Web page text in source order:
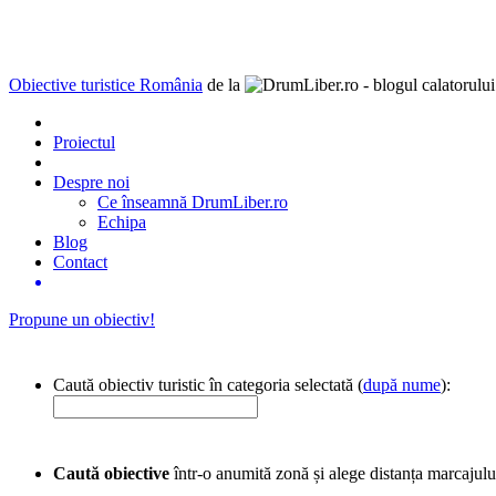
Obiective turistice România de la
Proiectul
Despre noi
Ce înseamnă DrumLiber.ro
Echipa
Blog
Contact
Propune un obiectiv!
Caută obiectiv turistic în categoria selectată (după nume):
Caută obiectiveîntr-o anumită zonă și alege distanța